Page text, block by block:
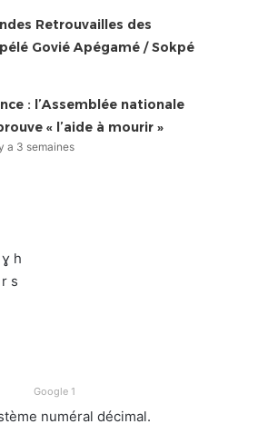
Retrouvailles des
Govié Apégamé / Sokpé
: l’Assemblée nationale
« l’aide à mourir »
a 3 semaines
h
s
Google 1
numéral décimal.